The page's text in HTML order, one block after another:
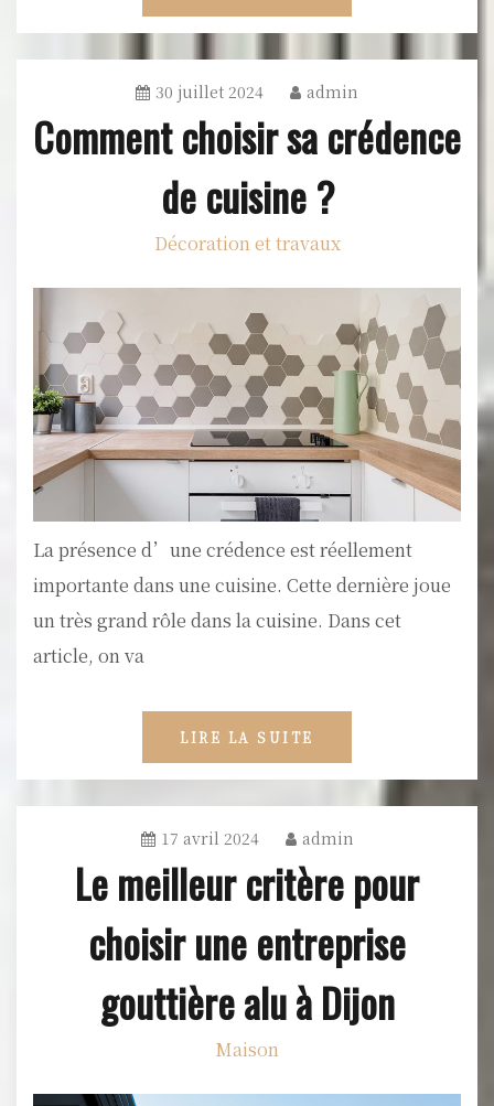
30 juillet 2024 admin
Comment choisir sa crédence
de cuisine ?
Décoration et travaux
La présence d’une crédence est réellement
importante dans une cuisine. Cette dernière joue
un très grand rôle dans la cuisine. Dans cet
article, on va
LIRE LA SUITE
17 avril 2024 admin
Le meilleur critère pour
choisir une entreprise
gouttière alu à Dijon
Maison